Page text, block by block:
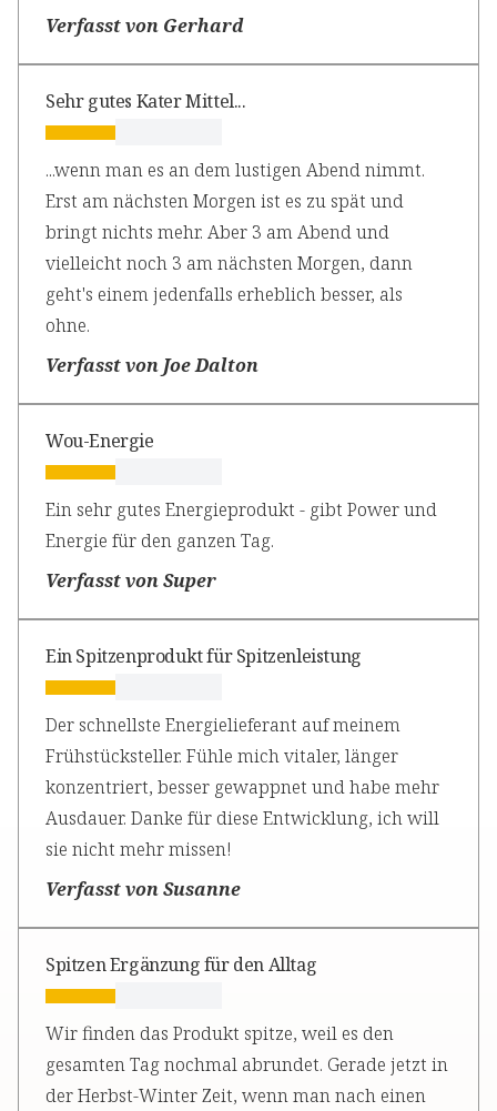
Verfasst von Gerhard
Sehr gutes Kater Mittel...
...wenn man es an dem lustigen Abend nimmt.
Erst am nächsten Morgen ist es zu spät und
bringt nichts mehr. Aber 3 am Abend und
vielleicht noch 3 am nächsten Morgen, dann
geht's einem jedenfalls erheblich besser, als
ohne.
Verfasst von Joe Dalton
Wou-Energie
Ein sehr gutes Energieprodukt - gibt Power und
Energie für den ganzen Tag.
Verfasst von Super
Ein Spitzenprodukt für Spitzenleistung
Der schnellste Energielieferant auf meinem
Frühstücksteller. Fühle mich vitaler, länger
konzentriert, besser gewappnet und habe mehr
Ausdauer. Danke für diese Entwicklung, ich will
sie nicht mehr missen!
Verfasst von Susanne
Spitzen Ergänzung für den Alltag
Wir finden das Produkt spitze, weil es den
gesamten Tag nochmal abrundet. Gerade jetzt in
der Herbst-Winter Zeit, wenn man nach einen